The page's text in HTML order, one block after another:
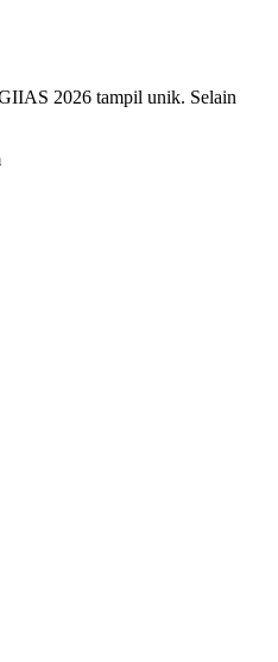
2026 tampil unik. Selain